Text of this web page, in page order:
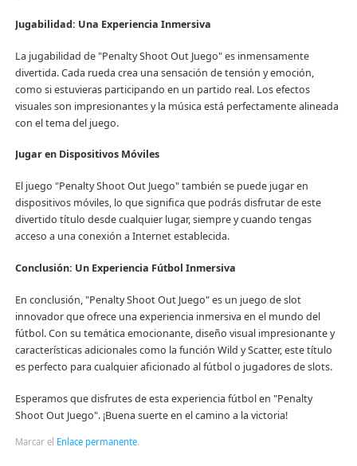
Jugabilidad: Una Experiencia Inmersiva
La jugabilidad de "Penalty Shoot Out Juego" es inmensamente
divertida. Cada rueda crea una sensación de tensión y emoción,
como si estuvieras participando en un partido real. Los efectos
visuales son impresionantes y la música está perfectamente alineada
con el tema del juego.
Jugar en Dispositivos Móviles
El juego "Penalty Shoot Out Juego" también se puede jugar en
dispositivos móviles, lo que significa que podrás disfrutar de este
divertido título desde cualquier lugar, siempre y cuando tengas
acceso a una conexión a Internet establecida.
Conclusión: Un Experiencia Fútbol Inmersiva
En conclusión, "Penalty Shoot Out Juego" es un juego de slot
innovador que ofrece una experiencia inmersiva en el mundo del
fútbol. Con su temática emocionante, diseño visual impresionante y
características adicionales como la función Wild y Scatter, este título
es perfecto para cualquier aficionado al fútbol o jugadores de slots.
Esperamos que disfrutes de esta experiencia fútbol en "Penalty
Shoot Out Juego". ¡Buena suerte en el camino a la victoria!
Marcar el Enlace permanente.